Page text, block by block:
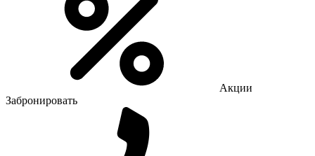
Акции
Забронировать